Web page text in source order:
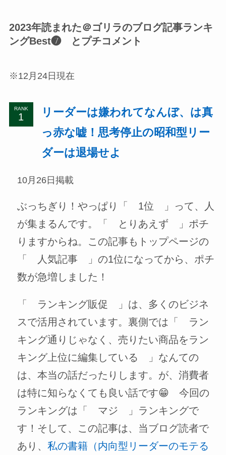
2023年読まれた＠ゴリラのブログ記事ランキ
ングBest❼ とプチコメント
※12月24日現在
RANK
リーダーは嫌われてなんぼ、は真
っ赤な嘘！思考停止の昭和型リー
ダーは退場せよ
10月26日掲載
ぶっちぎり！やっぱり「 1位 」って、人
が集まるんです。「 とりあえず 」ポチ
りますからね。この記事もトップページの
「 人気記事 」の1位になってから、ポチ
数が急増しました！
「 ランキング販促 」は、多くのビジネ
スで活用されています。裏側では「 ラン
キング通りじゃなく、売りたい商品をラン
キング上位に編集している 」なんての
は、本当の話だったりします。が、消費者
は特に知らなくても良い話です😁 今回の
ランキングは「 マジ 」ランキングで
す！そして、この記事は、当ブログ読者で
あり、 私の書籍（内向型リーダーのモテる